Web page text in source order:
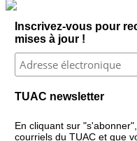
Inscrivez-vous pour
mises à jour !
TUAC newsletter
En cliquant sur
courriels du TUAC et que